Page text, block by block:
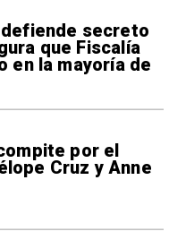
secreto
que Fiscalía
en la mayoría de
por el
Cruz y Anne